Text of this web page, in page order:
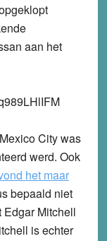
aan het
City was
werd. Ook
het maar
bepaald niet
Edgar Mitchell
is echter